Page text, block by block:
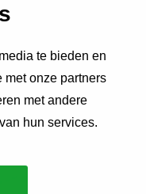
te bieden en
met onze partners
met andere
hun services.